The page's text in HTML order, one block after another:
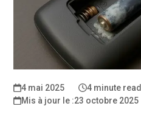
4 mai 2025 4 minute read
23 octobre 2025